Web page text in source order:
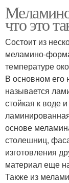
что это
Состоит из
меламино-
температуре
В основном его
называется
стойкая к воде
основе
столешниц,
изготовления
материал еще
Также из